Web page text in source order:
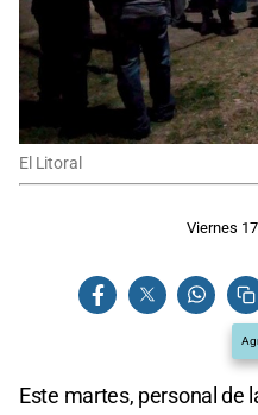
El Litoral
Viernes
Este martes, personal de